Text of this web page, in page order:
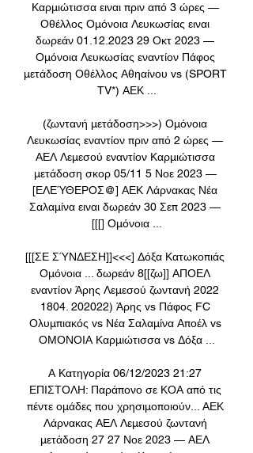
Καρμιώτισσα ειναι πριν από 3 ώρες —
Οθέλλος Ομόνοια Λευκωσίας ειναι
δωρεάν 01.12.2023 29 Οκτ 2023 —
Ομόνοια Λευκωσίας εναντίον Πάφος
μετάδοση Οθέλλος Αθηαίνου vs (SPORT
TV*) ΑΕΚ ...
(ζωντανή μετάδοση>>>) Ομόνοια
Λευκωσίας εναντίον πριν από 2 ώρες —
ΑΕΛ Λεμεσού εναντίον Καρμιώτισσα
μετάδοση σκορ 05/11 5 Νοε 2023 —
[ΕΛΕΎΘΕΡΟΣ@] ΑΕΚ Λάρνακας Νέα
Σαλαμίνα ειναι δωρεάν 30 Σεπ 2023 —
[[[] Ομόνοια ...
[[[ΣΕ ΣΎΝΔΕΣΗ]]<<<] Δόξα Κατωκοπιάς
Ομόνοια ... δωρεάν 8[[ζω]] ΑΠΟΕΛ
εναντίον Άρης Λεμεσού ζωντανή 2022
1804. 202022) Άρης vs Πάφος FC
Ολυμπιακός vs Νέα Σαλαμίνα Αποέλ vs
ΟΜΟΝΟΙΑ Καρμιώτισσα vs Δόξα ...
Α Κατηγορία 06/12/2023 21:27
ΕΠΙΣΤΟΛΗ: Παράπονο σε ΚΟΑ από τις
πέντε ομάδες που χρησιμοποιούν... ΑΕΚ
Λάρνακας ΑΕΛ Λεμεσού ζωντανή
μετάδοση 27 27 Νοε 2023 — ΑΕΛ